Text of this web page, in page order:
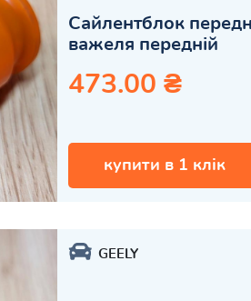
Сайлентблок
важеля передній
473.00 ₴
купити в 1 клік
GEELY